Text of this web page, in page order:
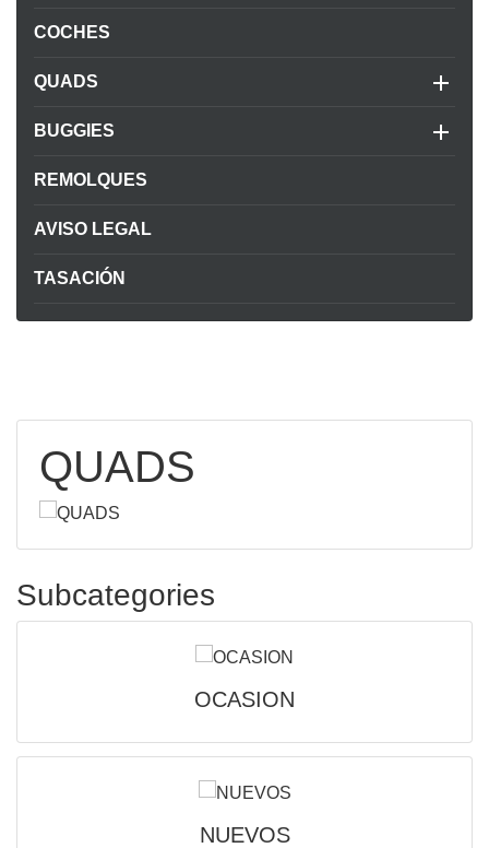
COCHES
QUADS 
BUGGIES 
REMOLQUES
AVISO LEGAL
TASACIÓN
QUADS
Subcategories
OCASION
NUEVOS